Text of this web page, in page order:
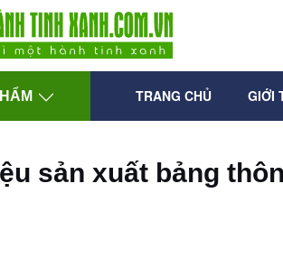
TRANG CHỦ GIỚI
sản xuất bảng